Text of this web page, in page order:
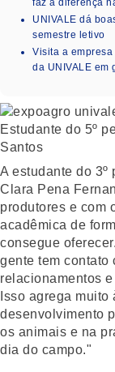
UNIVALE dá
semestre letivo
Visita a
da UNIVALE em
Estudante do 5º
Santos
A estudante do
Clara Pena
produtores e com
acadêmica de
consegue
gente tem contato
relacionamentos
Isso agrega
desenvolvimento
os animais e na
dia do campo."